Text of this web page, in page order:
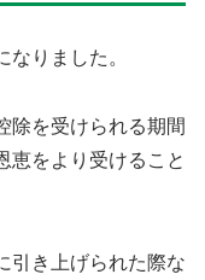
なりました。
除を受けられる期間
恵をより受けること
引き上げられた際な